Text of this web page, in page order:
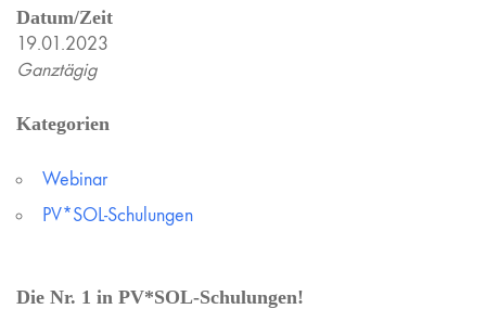
Datum/Zeit
19.01.2023
Ganztägig
Kategorien
Webinar
PV*SOL-Schulungen
Die Nr. 1 in PV*SOL-Schulungen!